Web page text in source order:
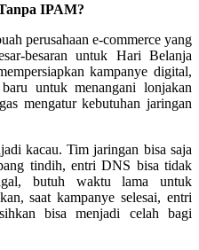
IPAM?
perusahaan e-commerce yang
besaran untuk Hari Belanja
kampanye digital,
untuk menangani lonjakan
mengatur kebutuhan jaringan
kacau. Tim jaringan bisa saja
tindih, entri DNS bisa tidak
butuh waktu lama untuk
saat kampanye selesai, entri
bisa menjadi celah bagi